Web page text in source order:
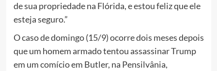
de sua propriedade na Flórida, e estou feliz que ele
esteja seguro.”
O caso de domingo (15/9) ocorre dois meses depois
que um homem armado tentou assassinar Trump
em um comício em Butler, na Pensilvânia,